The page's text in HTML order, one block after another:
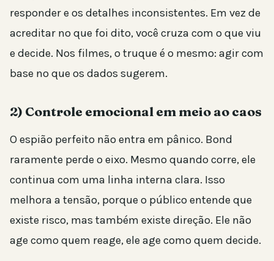
responder e os detalhes inconsistentes. Em vez de
acreditar no que foi dito, você cruza com o que viu
e decide. Nos filmes, o truque é o mesmo: agir com
base no que os dados sugerem.
2) Controle emocional em meio ao caos
O espião perfeito não entra em pânico. Bond
raramente perde o eixo. Mesmo quando corre, ele
continua com uma linha interna clara. Isso
melhora a tensão, porque o público entende que
existe risco, mas também existe direção. Ele não
age como quem reage, ele age como quem decide.